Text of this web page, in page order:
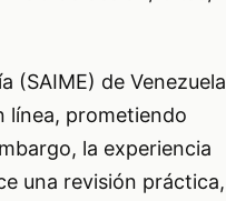
(SAIME) de Venezuela
línea, prometiendo
la experiencia
una revisión práctica,